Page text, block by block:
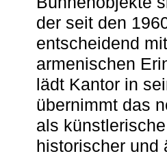
der seit den
entscheidend
armenischen
lädt Kantor in
übernimmt das
als
historischer und